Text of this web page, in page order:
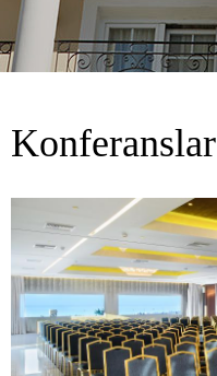
Konferanslar